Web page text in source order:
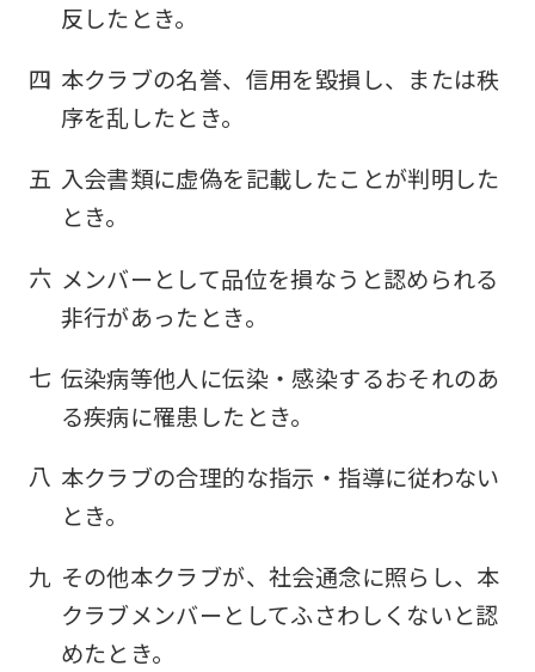
反したとき。
四 本クラブの名誉、信用を毀損し、または秩
序を乱したとき。
五 入会書類に虚偽を記載したことが判明した
とき。
六 メンバーとして品位を損なうと認められる
非行があったとき。
七 伝染病等他人に伝染・感染するおそれのあ
る疾病に罹患したとき。
八 本クラブの合理的な指示・指導に従わない
とき。
九 その他本クラブが、社会通念に照らし、本
クラブメンバーとしてふさわしくないと認
めたとき。